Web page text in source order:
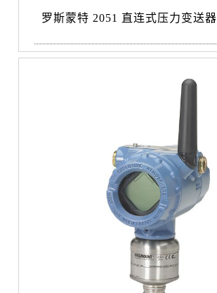
罗斯蒙特 2051 直连式压力变送器